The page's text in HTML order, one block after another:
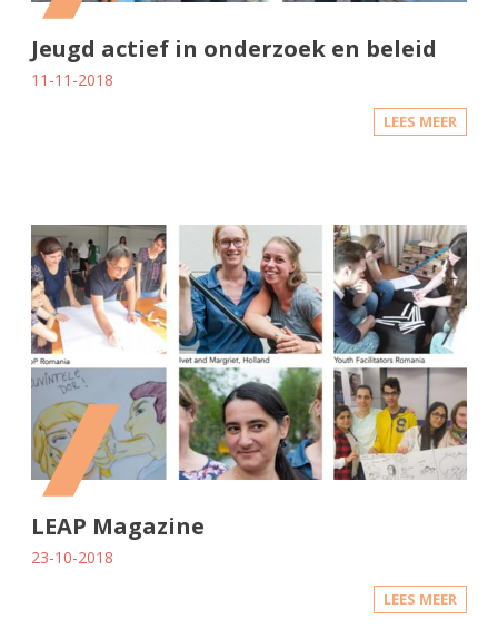
Jeugd actief in onderzoek en beleid
11-11-2018
LEES MEER
LEAP Magazine
23-10-2018
LEES MEER